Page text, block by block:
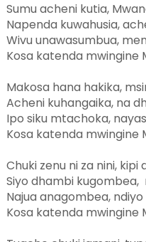
Sumu acheni kutia,
Napenda kuwahusia,
Wivu unawasumbua,
Kosa katenda mwingine
Makosa hana hakika,
Acheni kuhangaika, na
Ipo siku mtachoka,
Kosa katenda mwingine
Chuki zenu ni za nini, kipi
Siyo dhambi
Najua anagombea,
Kosa katenda mwingine